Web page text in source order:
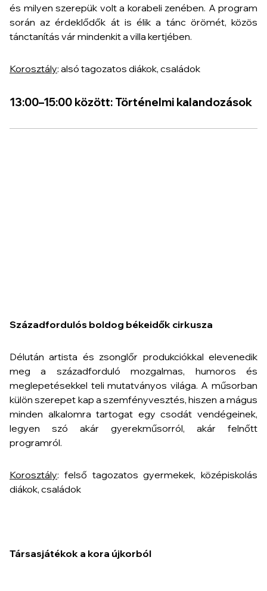
és milyen szerepük volt a korabeli zenében. A program
során az érdeklődők át is élik a tánc örömét, közös
tánctanítás vár mindenkit a villa kertjében.
Korosztály: alsó tagozatos diákok, családok
13:00–15:00 között: Történelmi kalandozások
Századfordulós boldog békeidők cirkusza
Délután artista és zsonglőr produkciókkal elevenedik
meg a századforduló mozgalmas, humoros és
meglepetésekkel teli mutatványos világa. A műsorban
külön szerepet kap a szemfényvesztés, hiszen a mágus
minden alkalomra tartogat egy csodát vendégeinek,
legyen szó akár gyerekműsorról, akár felnőtt
programról.
Korosztály: felső tagozatos gyermekek, középiskolás
diákok, családok
Társasjátékok a kora újkorból